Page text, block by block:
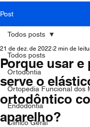
Post
Todos posts
Ortodontia
Ortopedia Funcional dos
Endodontia
Clínico Geral
Todos posts
Porque usar e
serve o
ortodôntico
aparelho?
21 de dez. de 2022 2 min de